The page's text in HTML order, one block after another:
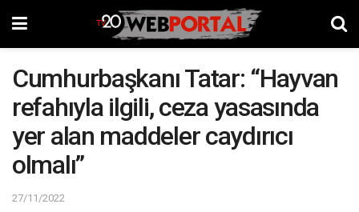
Cumhurbaşkanı Tatar: “Hayvan
refahıyla ilgili, ceza yasasında
yer alan maddeler caydırıcı
olmalı”
27/11/2022